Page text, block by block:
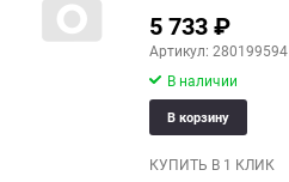
5 733₽
Артикул: 280199594
В наличии
В корзину
КУПИТЬ В 1 КЛИК